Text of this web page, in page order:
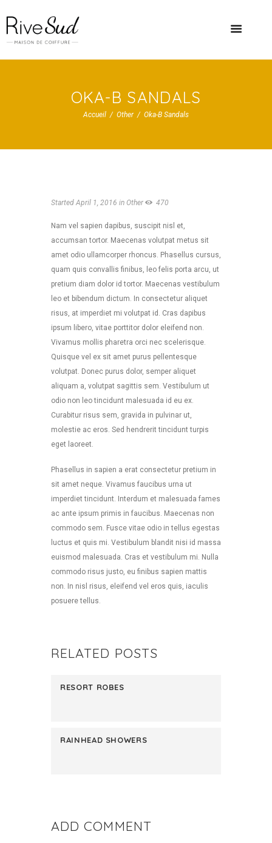
OKA-B SANDALS
Accueil Other Oka-B Sandals
Started April 1, 2016 in Other 470
Nam vel sapien dapibus, suscipit nisl et,
accumsan tortor. Maecenas volutpat metus sit
amet odio ullamcorper rhoncus. Phasellus cursus,
quam quis convallis finibus, leo felis porta arcu, ut
pretium diam dolor id tortor. Maecenas vestibulum
leo et bibendum dictum. In consectetur aliquet
risus, at imperdiet mi volutpat id. Cras dapibus
ipsum libero, vitae porttitor dolor eleifend non.
Vivamus mollis pharetra orci nec scelerisque.
Quisque vel ex sit amet purus pellentesque
volutpat. Donec purus dolor, semper aliquet
aliquam a, volutpat sagittis sem. Vestibulum ut
odio non leo tincidunt malesuada id eu ex.
Curabitur risus sem, gravida in pulvinar ut,
molestie ac eros. Sed hendrerit tincidunt turpis
eget laoreet.
Phasellus in sapien a erat consectetur pretium in
sit amet neque. Vivamus faucibus urna ut
imperdiet tincidunt. Interdum et malesuada fames
ac ante ipsum primis in faucibus. Maecenas non
commodo sem. Fusce vitae odio in tellus egestas
luctus et quis mi. Vestibulum blandit nisi id massa
euismod malesuada. Cras et vestibulum mi. Nulla
commodo risus justo, eu finibus sapien mattis
non. In nisl risus, eleifend vel eros quis, iaculis
posuere tellus.
RELATED POSTS
RESORT ROBES
RAINHEAD SHOWERS
ADD COMMENT